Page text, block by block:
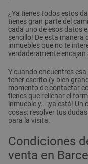
¿Ya tienes todos estos
tienes gran parte del
cada uno de esos datos
sencillo! De esta manera
inmuebles que no te
verdaderamente encajan
Y cuando encuentres
tener escrito (y bien
momento de contactar
tienes que rellenar el
inmueble y… ¡ya está!
cosas: resolver tus
para la visita.
Condiciones
venta en